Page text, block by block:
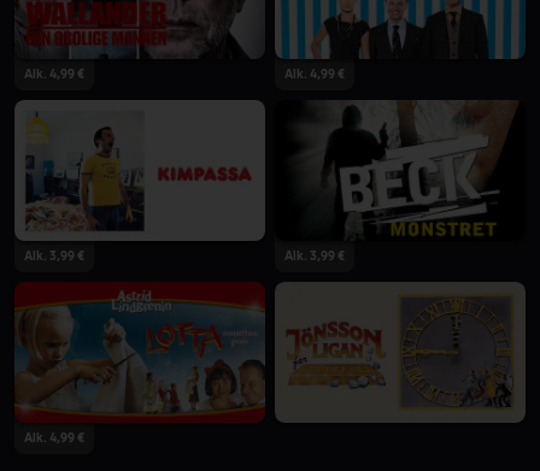
Alk. 4,99 € Alk. 4,99 €
Alk. 3,99 € Alk. 3,99 €
Alk. 4,99 €